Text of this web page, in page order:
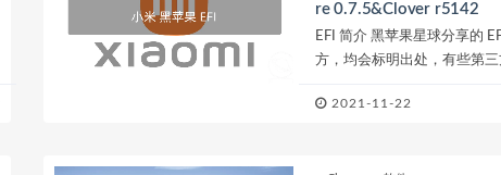
re 0.7.5&Clover r5142
EFI 简介 黑苹果星球分享的
方，均会标明出处，有些第三
择上，...
2021-11-22